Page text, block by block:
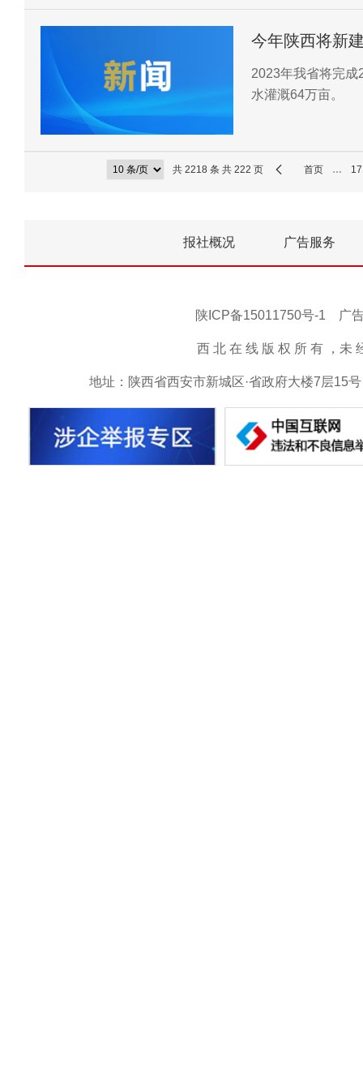
今年陕西将新
2023年我省将完
水灌溉64万亩。
共 2218 条 共 222 页 首页 …
报社概况 广告服务
陕ICP备15011750号-1 广
西 北 在 线 版 权 所 有 ，未
地址：陕西省西安市新城区·省政府大楼7层